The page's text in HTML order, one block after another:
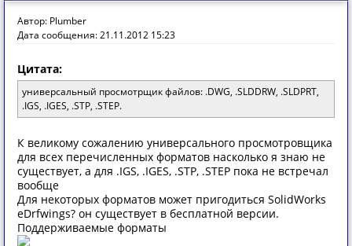
Автор: Plumber
Дата сообщения: 21.11.2012 15:23
Цитата:
универсальный просмотрщик файлов: .DWG, .SLDDRW, .SLDPRT,
.IGS, .IGES, .STP, .STEP.
К великому сожалению универсального просмотровщика
для всех перечисленных форматов насколько я знаю не
существует, а для .IGS, .IGES, .STP, .STEP пока не встречал
вообще
Для некоторых форматов может пригодиться SolidWorks
eDrfwings? он существует в бесплатной версии.
Поддерживаемые форматы